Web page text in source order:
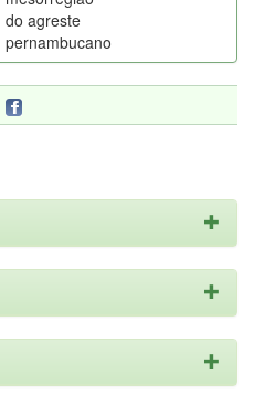
do agreste
pernambucano